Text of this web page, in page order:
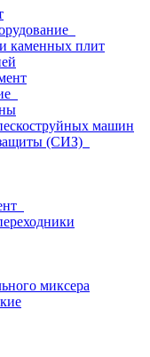
каменных плит
машин
(СИЗ)
миксера